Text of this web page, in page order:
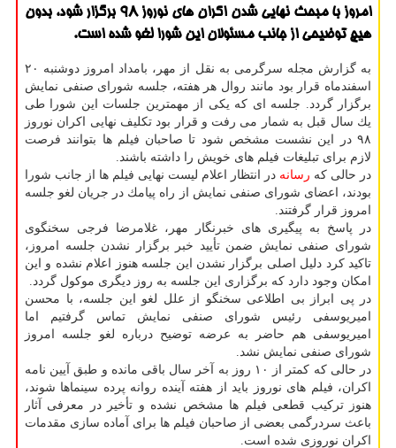
امروز با مبحث نهایی شدن اكران های نوروز ۹۸ برگزار شود، بدون
هیچ توضیحی از جانب مسئولان این شورا لغو شده است.
به گزارش مجله سرگرمی به نقل از مهر، بامداد امروز دوشنبه ۲۰
اسفندماه قرار بود مانند روال هر هفته، جلسه شورای صنفی نمایش
برگزار گردد. جلسه ای كه یكی از مهمترین جلسات این شورا طی
یك سال قبل به شمار می رفت و قرار بود تكلیف نهایی اكران نوروز
۹۸ در این نشست مشخص شود تا صاحبان فیلم ها بتوانند فرصت
لازم برای تبلیغات فیلم های خویش را داشته باشند.
در حالی كه رسانه در انتظار اعلام لیست نهایی فیلم ها از جانب شورا
بودند، اعضای شورای صنفی نمایش از راه پیامك در جریان لغو جلسه
امروز قرار گرفتند.
در پاسخ به پیگیری های خبرنگار مهر، غلامرضا فرجی سخنگوی
شورای صنفی نمایش ضمن تأیید خبر برگزار نشدن جلسه امروز،
تاكید كرد دلیل اصلی برگزار نشدن این جلسه هنوز اعلام نشده و این
امكان وجود دارد كه برگزاری این جلسه به روز دیگری موكول گردد.
در پی ابراز بی اطلاعی سخنگو از علل لغو این جلسه، با محسن
امیریوسفی رئیس شورای صنفی نمایش تماس گرفتیم اما
امیریوسفی هم حاضر به عرضه توضیح درباره لغو جلسه امروز
شورای صنفی نمایش نشد.
در حالی كه كمتر از ۱۰ روز به آخر سال باقی مانده و طبق آیین نامه
اكران، فیلم های نوروز باید از هفته آینده روانه پرده سینماها شوند،
هنوز تركیب قطعی فیلم ها مشخص نشده و تأخیر در معرفی آثار
باعث سردرگمی بعضی از صاحبان فیلم ها برای آماده سازی مقدمات
اكران نوروزی شده است.